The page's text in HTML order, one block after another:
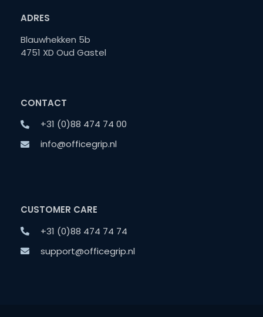
ADRES
Blauwhekken 5b
4751 XD Oud Gastel
CONTACT
+31 (0)88 474 74 00
info@officegrip.nl
CUSTOMER CARE
+31 (0)88 474 74 74
support@officegrip.nl